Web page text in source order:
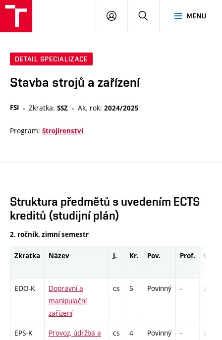
MENU
PŘIHLÁSIT
DETAIL SPECIALIZACE
Stavba strojů a zařízení
FSI Zkratka: SSZ Ak. rok: 2024/2025
Program: Strojírenství
Struktura předmětů s uvedením ECTS
kreditů (studijní plán)
2. ročník, zimní semestr
Zkratka Název J. Kr. Pov. Prof. Uk.
EDO-K
Dopravní a
manipulační
zařízení
cs 5 Povinný - zá,zk
EPS-K
Provoz, údržba a
cs 4 Povinný - zá,zk